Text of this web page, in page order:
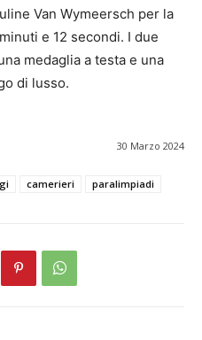
Van Wymeersch per la
e 12 secondi. I due
medaglia a testa e una
di lusso.
30 Marzo 2024
camerieri paralimpiadi